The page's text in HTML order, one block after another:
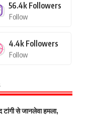
56.4k Followers
Follow
4.4k Followers
Follow
टांगी से जानलेवा हमला,